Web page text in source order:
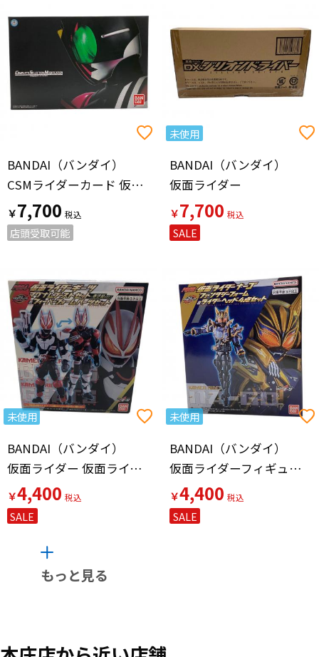
BANDAI（バンダイ）
CSMライダーカード 仮面ライダー
￥7,700
店頭受取可能
未使用
BANDAI（バンダイ）
仮面ライダー
￥7,700
SALE
未使用
BANDAI（バンダイ）
仮面ライダー 仮面ライダーギーツ マグナムブースト(重塗装ver.)
￥4,400
SALE
未使用
BANDAI（バンダイ）
仮面ライダーフィギュアBANDAI仮面ライダーナーゴ ファンタジーフォーム＆ライダーヘッド4点セット 「仮面ライダーギーツ」 未開封品
￥4,400
SALE
もっと見る